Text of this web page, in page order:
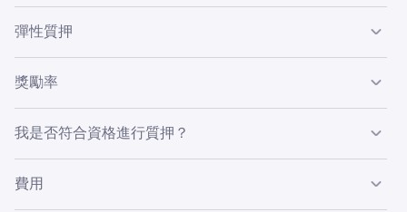
免責聲明
帳戶並非存款帳戶或銀行帳戶。鏈上質押計劃並非存款或銀
行計劃。您的 Kraken 帳戶及已質押資產均不受任何損失保
險保障，亦不受美國聯邦存款保險公司 (FDIC)、證券投資者
了解參與鏈上質押計劃可能產生的任何法律或稅務影響。
Kraken 對您所承擔的任何相關後果概不負責。
✓ 即刻開始賺取獎勵，無需等待或綁定期
✓ 業內回報最高之一
✓ 只需點按幾下，即可從 Kraken 餘額中抵押你的資產
✓ 使用彈性條款時可立即取消質押
透過 Babylon 質押 Bitcoin (BTC)
✅
✅
BNB (BNB)
Kraken 為部分資產（如 DOT 及 ATOM）的質押提供鏈上綁
定型方案。通常會在每個支付間隔中向你的質押餘額支付質
押獎勵。如果你選擇綁定型質押，在你解除股份後，你的資
產需等待一段時間，才能用於其他用途。等待時間（即鏈上
透過綁定型質押服務持有資產期間，
相關資產將無法用於交
易，亦不能轉帳至 Kraken 以外的外部帳戶。
質押也會影響你的孖展交易淨值（如有）。質押綁定型產品
彈性質押
彈性質押可讓你隨時取消質押資產，而不需受到解綁期限
制。這可讓你在解除質押後立即存取資產，以供其他用途使
用。
交易的免費孖展和孖展等級。
獎勵率
質押獎勵每週派發一次。 因平台升級，派發時間可能略有差
異。
每種資產將按其各自的年化收益率 (APY) 累積獎勵。每項資
我是否符合資格進行質押？
你可
不符合資格。
費用